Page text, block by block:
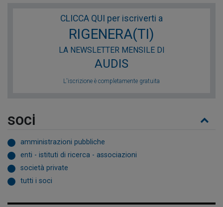
CLICCA QUI per iscriverti a
RIGENERA(TI)
LA NEWSLETTER MENSILE DI
AUDIS
L'iscrizione è completamente gratuita
soci
amministrazioni pubbliche
enti - istituti di ricerca - associazioni
società private
tutti i soci